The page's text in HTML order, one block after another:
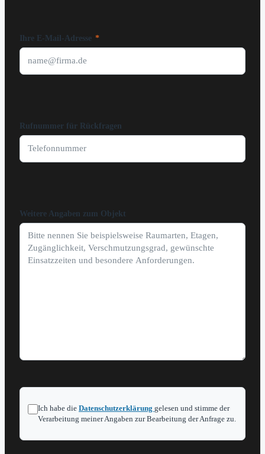
Ihre E-Mail-Adresse *
Rufnummer für Rückfragen
Weitere Angaben zum Objekt
Ich habe die Datenschutzerklärung gelesen und stimme der
Verarbeitung meiner Angaben zur Bearbeitung der Anfrage zu.